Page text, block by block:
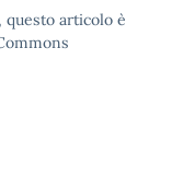
questo articolo è